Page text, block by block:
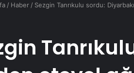
/ Haber / Sezgin Tanrıkulu sordu: